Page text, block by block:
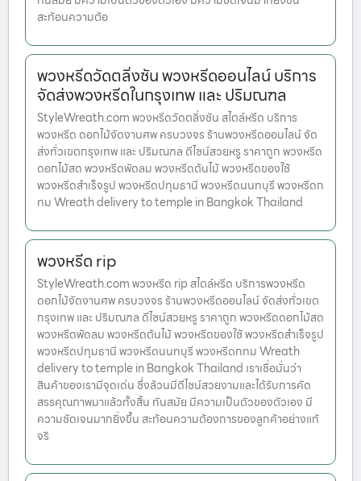
สะท้อนความต้อ
พวงหรีดวัดตลิ่งชัน พวงหรีดออนไลน์ บริการ
จัดส่งพวงหรีดในกรุงเทพ และ ปริมณฑล
StyleWreath.com พวงหรีดวัดตลิ่งชัน สไตล์หรีด บริการ
พวงหรีด ดอกไม้จัดงานศพ ครบวงจร ร้านพวงหรีดออนไลน์ จัด
ส่งทั่วเขตกรุงเทพ และ ปริมณฑล ดีไซน์สวยหรู ราคาถูก พวงหรีด
ดอกไม้สด พวงหรีดพัดลม พวงหรีดต้นไม้ พวงหรีดของใช้
พวงหรีดสำเร็จรูป พวงหรีดปทุมธานี พวงหรีดนนทบุรี พวงหรีดก
ทม Wreath delivery to temple in Bangkok Thailand
พวงหรีด rip
StyleWreath.com พวงหรีด rip สไตล์หรีด บริการพวงหรีด
ดอกไม้จัดงานศพ ครบวงจร ร้านพวงหรีดออนไลน์ จัดส่งทั่วเขต
กรุงเทพ และ ปริมณฑล ดีไซน์สวยหรู ราคาถูก พวงหรีดดอกไม้สด
พวงหรีดพัดลม พวงหรีดต้นไม้ พวงหรีดของใช้ พวงหรีดสำเร็จรูป
พวงหรีดปทุมธานี พวงหรีดนนทบุรี พวงหรีดกทม Wreath
delivery to temple in Bangkok Thailand เราเชื่อมั่นว่า
สินค้าของเรามีจุดเด่น ซึ่งล้วนมีดีไซน์สวยงามและได้รับการคัด
สรรคุณภาพมาแล้วทั้งสิ้น ทันสมัย มีความเป็นตัวของตัวเอง มี
ความชัดเจนมากยิ่งขึ้น สะท้อนความต้องการของลูกค้าอย่างแท้
จริ